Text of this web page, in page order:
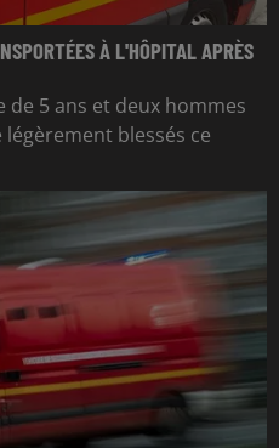
À L'HÔPITAL APRÈS
de 5 ans et deux hommes
blessés ce